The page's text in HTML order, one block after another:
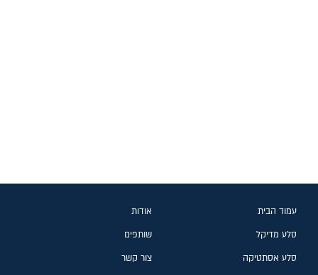
עמוד הבית אודות
סלע מדיקל שותפים
סלע אסתטיקה צור קשר